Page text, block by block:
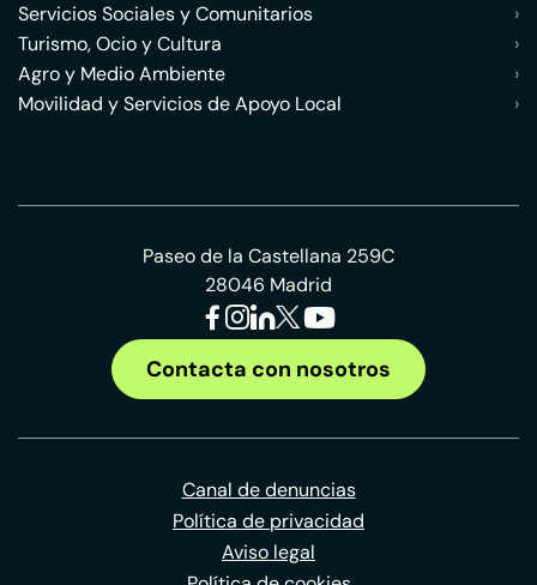
Servicios Sociales y Comunitarios
›
Turismo, Ocio y Cultura
›
Agro y Medio Ambiente
›
Movilidad y Servicios de Apoyo Local
›
Paseo de la Castellana 259C
28046 Madrid
Contacta con nosotros
Canal de denuncias
Política de privacidad
Aviso legal